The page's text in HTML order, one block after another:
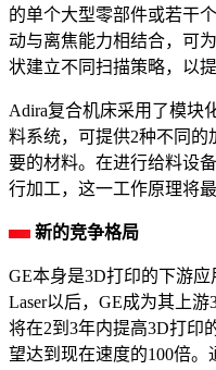
的单个大型零部件或若干
动与离焦能力相结合，可
状建立不同扫描策略，以
Adira复合机床采用了模块
料系统，可提供2种不同
要的材料。在进行给料设
行加工，这一工作原理将
新的竞争格局
GE本身是3D打印的下游应
Laser以后，GE成为其上
将在2到3年内提高3D打印
望达到现在速度的100倍